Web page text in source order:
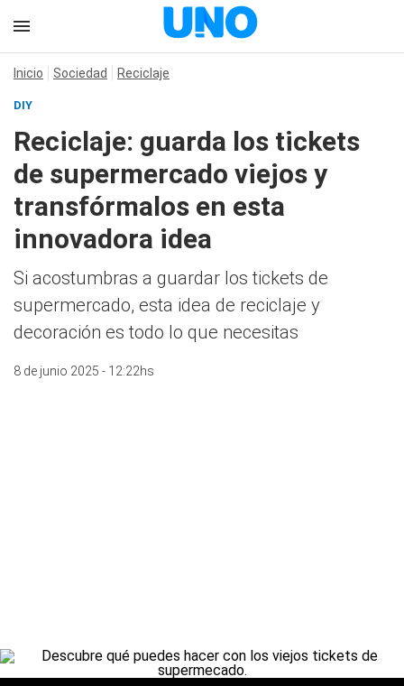
Inicio Sociedad Reciclaje
DIY
Reciclaje: guarda los tickets
de supermercado viejos y
transfórmalos en esta
innovadora idea
Si acostumbras a guardar los tickets de
supermercado, esta idea de reciclaje y
decoración es todo lo que necesitas
8 de junio 2025 - 12:22hs